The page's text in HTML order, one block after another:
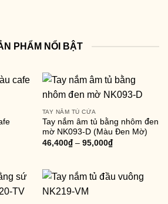
PHẨM NỔI BẬT
TAY NẮM TỦ CỬA
Tay nắm âm tủ bằng nhôm đen
mờ NK093-D (Màu Đen Mờ)
46,400₫– 95,000₫